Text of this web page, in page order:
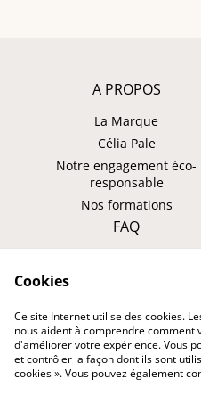
A PROPOS
La Marque
Célia Pale
Notre engagement éco-
responsable
Nos formations
FAQ
Suivre ma commande
Cookies
Ce site Internet utilise des cookies.
nous aident à comprendre comment
d'améliorer votre expérience. Vous
et contrôler la façon dont ils sont
cookies ». Vous pouvez également